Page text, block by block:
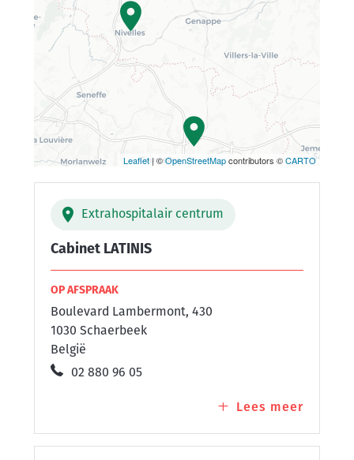
Leaflet| ©OpenStreetMapcontributors ©CARTO
Extrahospitalair centrum
Cabinet LATINIS
OP AFSPRAAK
Boulevard Lambermont, 430
1030 Schaerbeek
België
02 880 96 05
Lees meer
LATINIS